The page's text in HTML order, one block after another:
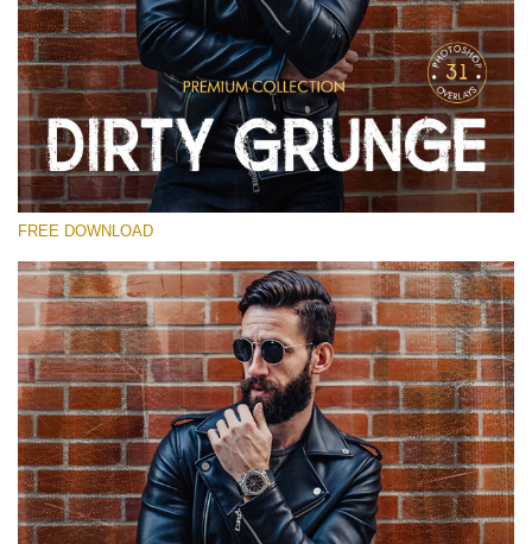
Prosím vyberte
Free Photoshop Overlay
Small 800*533px
Dirty Grunge
(31 Overlays)
Entire Collection
(1783 Overlays)
Large 6000*4000px
Stažení zdarma
FREE DOWNLOAD